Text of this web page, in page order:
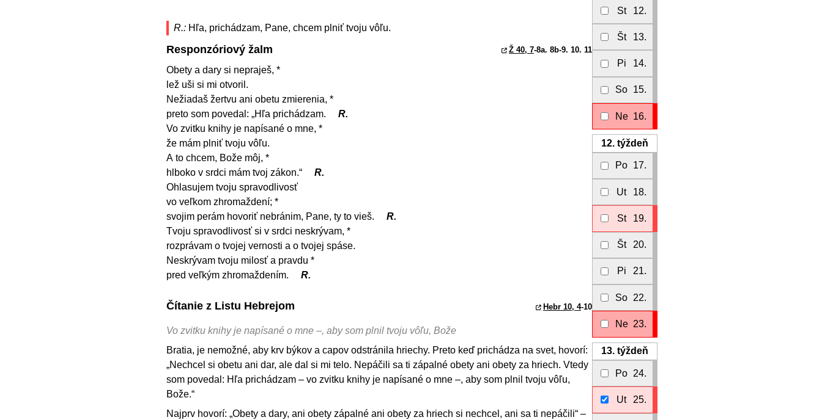
R.: Hľa, prichádzam, Pane, chcem plniť tvoju vôľu.
Responzóriový žalm Ž 40, 7-8a. 8b-9. 10. 11
Obety a dary si nepraješ, *
lež uši si mi otvoril.
Nežiadaš žertvu ani obetu zmierenia, *
preto som povedal: „Hľa prichádzam.
R.
Vo zvitku knihy je napísané o mne, *
že mám plniť tvoju vôľu.
A to chcem, Bože môj, *
hlboko v srdci mám tvoj zákon.“
R.
Ohlasujem tvoju spravodlivosť
vo veľkom zhromaždení; *
svojim perám hovoriť nebránim, Pane, ty to vieš.
R.
Tvoju spravodlivosť si v srdci neskrývam, *
rozprávam o tvojej vernosti a o tvojej spáse.
Neskrývam tvoju milosť a pravdu *
pred veľkým zhromaždením.
R.
Čítanie z Listu Hebrejom Hebr 10, 4-10
Vo zvitku knihy je napísané o mne –, aby som plnil tvoju vôľu, Bože
Bratia, je nemožné, aby krv býkov a capov odstránila hriechy. Preto keď prichádza na svet, hovorí:
„Nechcel si obetu ani dar, ale dal si mi telo. Nepáčili sa ti zápalné obety ani obety za hriech. Vtedy
som povedal: Hľa prichádzam – vo zvitku knihy je napísané o mne –, aby som plnil tvoju vôľu,
Bože.“
Najprv hovorí: „Obety a dary, ani obety zápalné ani obety za hriech si nechcel, ani sa ti nepáčili“ –
St 12.
Št 13.
Pi 14.
So 15.
Ne 16.
12.týždeň
Po 17.
Ut 18.
St 19.
Št 20.
Pi 21.
So 22.
Ne 23.
13.týždeň
Po 24.
Ut 25.